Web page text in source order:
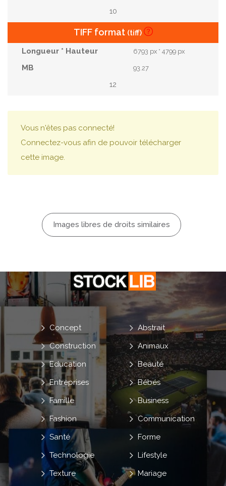
10
TIFF format (tiff)
6793 px * 4799 px
93.27
12
Vous n'êtes pas connecté!
Connectez-vous afin de pouvoir télécharger
cette image.
Images libres de droits similaires
Abstrait
Animaux
Beauté
Bébés
Business
Communication
Concept
Construction
Education
Entreprises
Famille
Fashion
Forme
Lifestyle
Mariage
Santé
Technologie
Texture